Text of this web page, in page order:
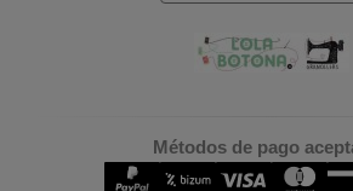
Métodos de pago